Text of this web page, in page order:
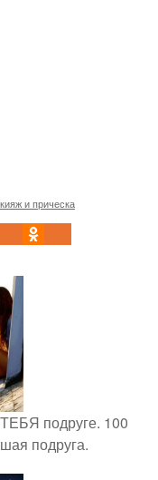
и прическа
подруге. 100
подруга.